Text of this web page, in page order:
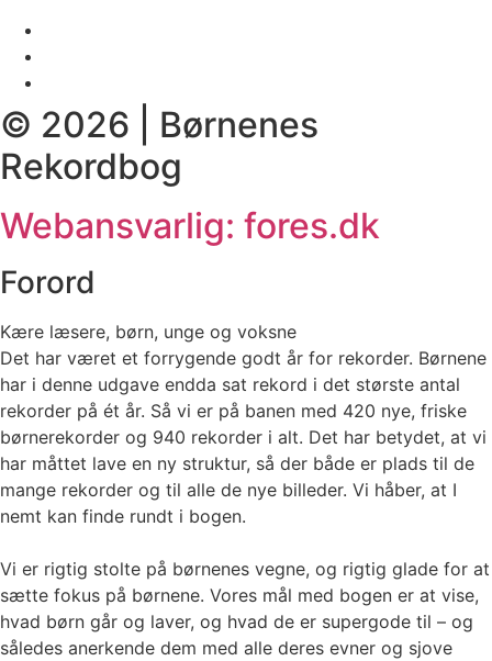
© 2026 | Børnenes
Rekordbog
Webansvarlig: fores.dk
Forord
Kære læsere, børn, unge og voksne
Det har været et forrygende godt år for rekorder. Børnene
har i denne udgave endda sat rekord i det største antal
rekorder på ét år. Så vi er på banen med 420 nye, friske
børnerekorder og 940 rekorder i alt. Det har betydet, at vi
har måttet lave en ny struktur, så der både er plads til de
mange rekorder og til alle de nye billeder. Vi håber, at I
nemt kan finde rundt i bogen.
Vi er rigtig stolte på børnenes vegne, og rigtig glade for at
sætte fokus på børnene. Vores mål med bogen er at vise,
hvad børn går og laver, og hvad de er supergode til – og
således anerkende dem med alle deres evner og sjove